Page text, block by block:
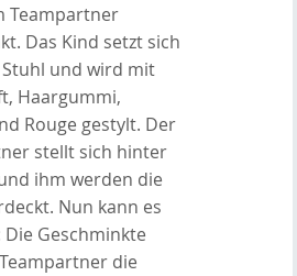
Teampartner
Das Kind setzt sich
und wird mit
Haargummi,
Rouge gestylt. Der
stellt sich hinter
ihm werden die
Nun kann es
Die Geschminkte
die